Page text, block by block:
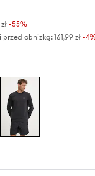
-55%
przed obniżką: 161,99 zł -